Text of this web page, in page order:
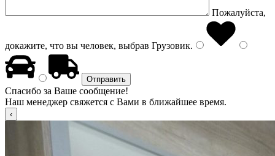
Пожалуйста,
докажите, что вы человек, выбрав Грузовик.
Спасибо за Ваше сообщение!
Наш менеджер свяжется с Вами в ближайшее время.